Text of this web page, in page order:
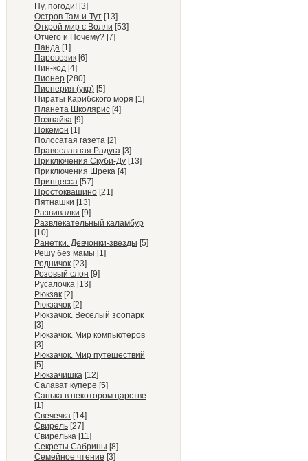
Ну, погоди! [3]
Остров Там-и-Тут [13]
Открой мир с Волли [53]
Отчего и Почему? [7]
Панда [1]
Паровозик [6]
Пин-код [4]
Пионер [280]
Пионерия (укр) [5]
Пираты Карибского моря [1]
Планета Школярис [4]
Познайка [9]
Покемон [1]
Полосатая газета [2]
Православная Радуга [3]
Приключения Скуби-Ду [13]
Приключения Шрека [4]
Принцесса [57]
Простоквашино [21]
Пятнашки [13]
Развивалки [9]
Развлекательный каламбур
[10]
Ранетки. Девчонки-звезды [5]
Решу без мамы [1]
Родничок [23]
Розовый слон [9]
Русалочка [13]
Рюкзак [2]
Рюкзачок [2]
Рюкзачок. Весёлый зоопарк
[3]
Рюкзачок. Мир компьютеров
[3]
Рюкзачок. Мир путешествий
[5]
Рюкзачишка [12]
Салават купере [5]
Санька в некотором царстве
[1]
Свечечка [14]
Свирель [27]
Свирелька [11]
Секреты Сабрины [8]
Семейное чтение [3]